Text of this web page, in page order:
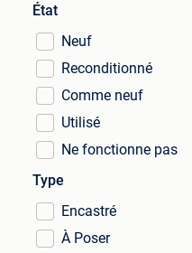
État
Neuf
Reconditionné
Comme neuf
Utilisé
Ne fonctionne pas
Type
Encastré
À Poser